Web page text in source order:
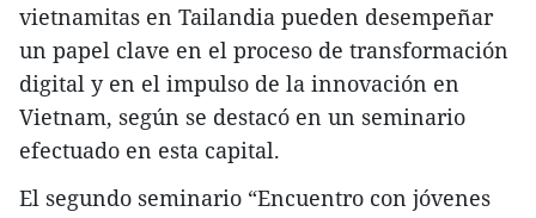
vietnamitas en Tailandia pueden desempeñar
un papel clave en el proceso de transformación
digital y en el impulso de la innovación en
Vietnam, según se destacó en un seminario
efectuado en esta capital.
El segundo seminario “Encuentro con jóvenes